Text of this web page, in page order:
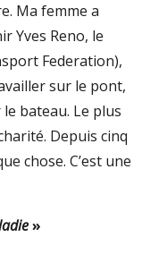
Ma femme a
Yves Reno, le
Federation),
sur le pont,
bateau. Le plus
Depuis cinq
chose. C’est une
»